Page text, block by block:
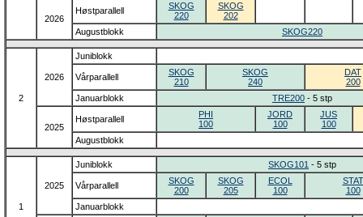
2026
Høstparallell
SKOG
220
SKOG
202
Augustblokk
SKOG220
2
2026
Juniblokk
Vårparallell
SKOG
210
SKOG
240
DAT
200
Januarblokk
TRE200 - 5 stp
2025
Høstparallell
PHI
100
JORD
100
JUS
100
Augustblokk
1
2025
Juniblokk SKOG101 - 5 stp
Vårparallell
SKOG
200
SKOG
205
ECOL
100
STAT
100
Januarblokk